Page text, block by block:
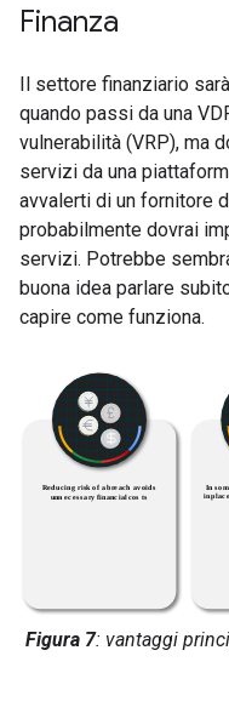
Finanza
Il settore finanziario
quando passi da una
vulnerabilità (VRP), ma
servizi da una
avvalerti di un fornitore
probabilmente dovrai
servizi. Potrebbe
buona idea parlare
capire come funziona.
Figura 7: vantaggi